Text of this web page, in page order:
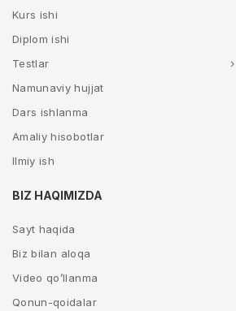
Kurs ishi
Diplom ishi
Testlar
Namunaviy hujjat
Dars ishlanma
Amaliy hisobotlar
Ilmiy ish
BIZ HAQIMIZDA
Sayt haqida
Biz bilan aloqa
Video qo’llanma
Qonun-qoidalar